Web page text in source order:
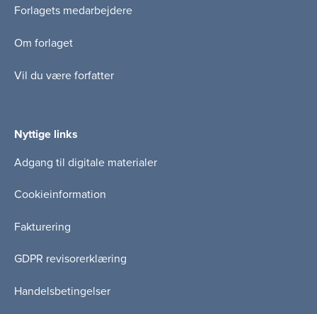
Forlagets medarbejdere
Om forlaget
Vil du være forfatter
Nyttige links
Adgang til digitale materialer
Cookieinformation
Fakturering
GDPR revisorerklæring
Handelsbetingelser